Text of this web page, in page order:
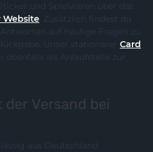
Shop für Sammelkarten, Sticker und Spielwaren über das
. Zusätzlich findest du
Antworten auf häufige Fragen zu
Unser stationärer Card
ebenfalls als Anlaufstelle zur
der Versand bei
aus Deutschland.